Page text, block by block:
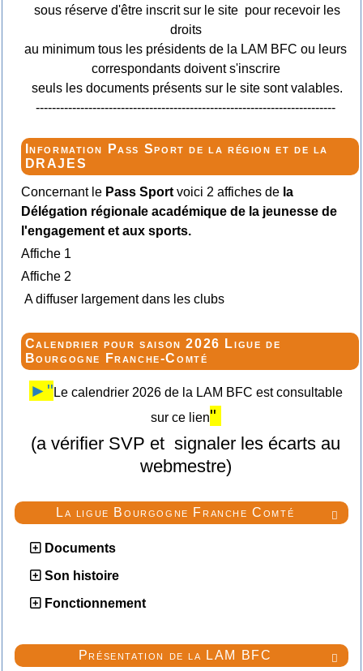

La ligue Bourgogne Franche Comté
Documents
Son histoire
Fonctionnement

Présentation de la LAM BFC
sous réserve d'être inscrit sur le site pour recevoir les
droits
au minimum tous les présidents de la LAM BFC ou leurs
correspondants doivent s'inscrire
seuls les documents présents sur le site sont valables.
--------------------------------------------------------------------------
Information Pass Sport de la région et de la
DRAJES
Concernant lePass Sportvoici 2 affiches dela
Délégation régionale académique de la jeunesse de
l'engagement et aux sports.
Affiche 1
Affiche 2
A diffuser largement dans les clubs
Calendrier pour saison 2026 Ligue de
Bourgogne Franche-Comté
►" Le calendrier 2026 de la LAM BFC est consultable
sur ce lien"
(a vérifier SVP et signaler les écarts au
webmestre)